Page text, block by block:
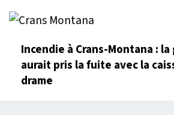
Incendie à Crans-Montana :
aurait pris la fuite avec la
drame